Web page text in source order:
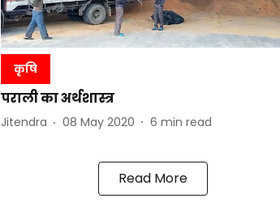
कृषि
पराली का अर्थशास्त्र
Jitendra 08 May 2020 6 min read
Read More